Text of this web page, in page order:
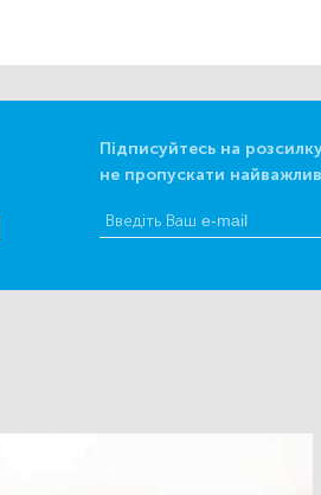
Підписуйтесь на
не пропускати